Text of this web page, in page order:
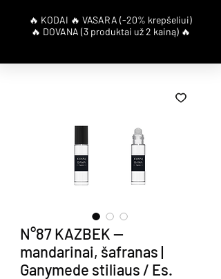
N°87 KAZBEK —
mandarinai, šafranas |
Ganymede stiliaus / Es.